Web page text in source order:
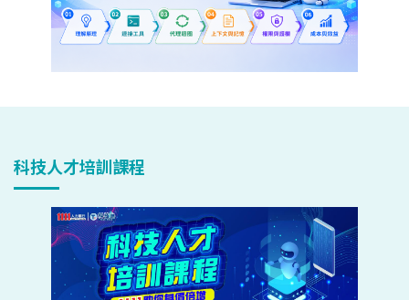
科技人才培訓課程